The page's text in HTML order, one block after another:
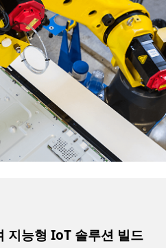
지능형 IoT 솔루션 빌드